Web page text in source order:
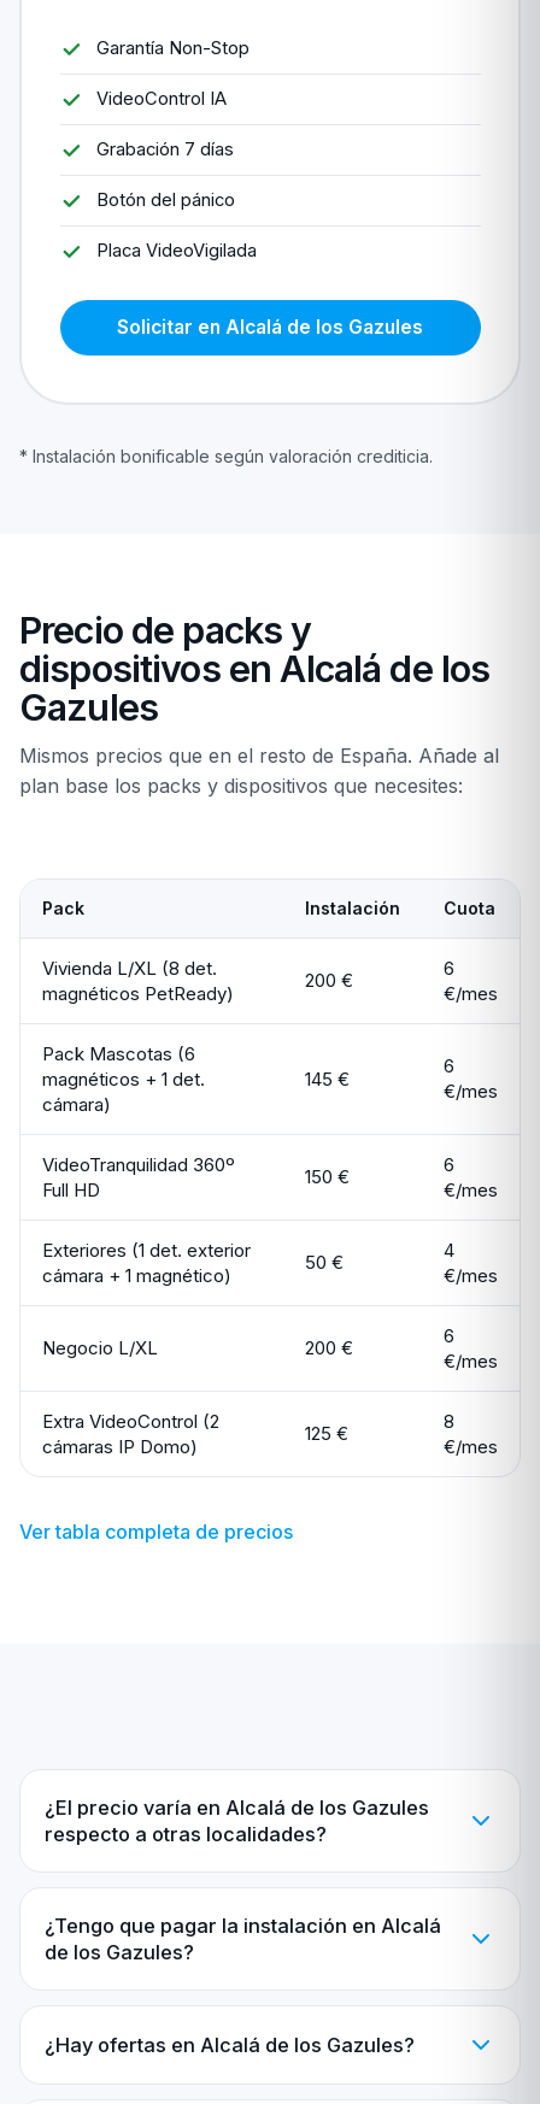
Garantía Non-Stop
VideoControl IA
Grabación 7 días
Botón del pánico
Placa VideoVigilada
Solicitar en Alcalá de los Gazules
* Instalación bonificable según valoración crediticia.
Precio de packs y
dispositivos en Alcalá de los
Gazules
Mismos precios que en el resto de España. Añade al
plan base los packs y dispositivos que necesites:
Pack Instalación Cuota
Vivienda L/XL (8 det.
magnéticos PetReady)
200 €
6
€/mes
Pack Mascotas (6
magnéticos + 1 det.
cámara)
145 €
6
€/mes
VideoTranquilidad 360º
Full HD
150 €
6
€/mes
Exteriores (1 det. exterior
cámara + 1 magnético)
50 €
4
€/mes
Negocio L/XL 200 €
6
€/mes
Extra VideoControl (2
cámaras IP Domo)
125 €
8
€/mes
Ver tabla completa de precios
¿El precio varía en Alcalá de los Gazules
respecto a otras localidades?
¿Tengo que pagar la instalación en Alcalá
de los Gazules?
¿Hay ofertas en Alcalá de los Gazules?